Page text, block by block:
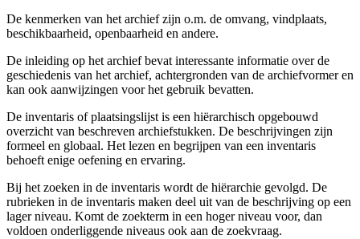
De kenmerken van het archief zijn o.m. de omvang, vindplaats,
beschikbaarheid, openbaarheid en andere.
De inleiding op het archief bevat interessante informatie over de
geschiedenis van het archief, achtergronden van de archiefvormer en
kan ook aanwijzingen voor het gebruik bevatten.
De inventaris of plaatsingslijst is een hiërarchisch opgebouwd
overzicht van beschreven archiefstukken. De beschrijvingen zijn
formeel en globaal. Het lezen en begrijpen van een inventaris
behoeft enige oefening en ervaring.
Bij het zoeken in de inventaris wordt de hiërarchie gevolgd. De
rubrieken in de inventaris maken deel uit van de beschrijving op een
lager niveau. Komt de zoekterm in een hoger niveau voor, dan
voldoen onderliggende niveaus ook aan de zoekvraag.